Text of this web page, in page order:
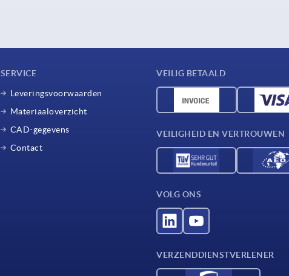
SERVICE
Leveringsvoorwaarden
Materiaaloverzicht
CAD-gegevens
Contact
VEILIG BETAALD
VEILIGHEID EN VERTROUWEN
VOLG ONS
VERZENDDIENSTVERLENER